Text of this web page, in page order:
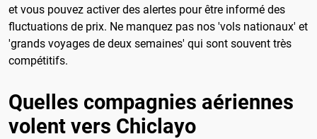
et vous pouvez activer des alertes pour être informé des
fluctuations de prix. Ne manquez pas nos 'vols nationaux' et
'grands voyages de deux semaines' qui sont souvent très
compétitifs.
Quelles compagnies aériennes
volent vers Chiclayo